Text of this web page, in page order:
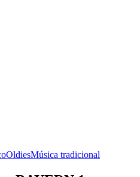
OldiesMúsica tradicional